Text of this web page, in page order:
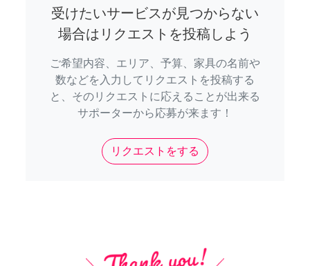
受けたいサービスが見つからない
場合はリクエストを投稿しよう
ご希望内容、エリア、予算、家具の名前や
数などを入力してリクエストを投稿する
と、そのリクエストに応えることが出来る
サポーターから応募が来ます！
リクエストをする